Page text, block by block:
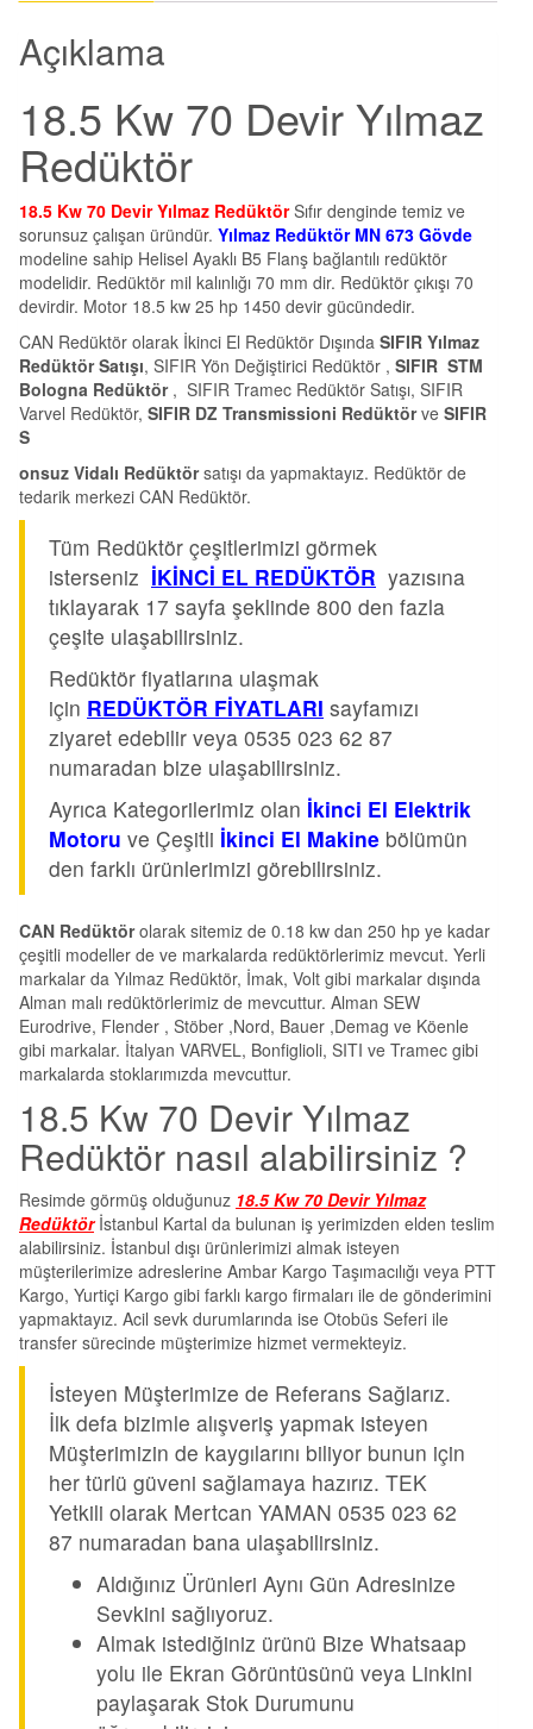
Açıklama
18.5 Kw 70 Devir Yılmaz
Redüktör
18.5 Kw 70 Devir Yılmaz RedüktörSıfır denginde temiz ve
sorunsuz çalışan üründür. Yılmaz Redüktör MN 673 Gövde
modeline sahip Helisel Ayaklı B5 Flanş bağlantılı redüktör
modelidir. Redüktör mil kalınlığı 70 mm dir. Redüktör çıkışı 70
devirdir. Motor 18.5 kw 25 hp 1450 devir gücündedir.
CAN Redüktör olarak İkinci El Redüktör Dışında SIFIR Yılmaz
Redüktör Satışı, SIFIR Yön Değiştirici Redüktör , SIFIR STM
Bologna Redüktör, SIFIR Tramec Redüktör Satışı, SIFIR
Varvel Redüktör, SIFIR DZ Transmissioni Redüktörve SIFIR
S
onsuz Vidalı Redüktörsatışı da yapmaktayız. Redüktör de
tedarik merkezi CAN Redüktör.
Tüm Redüktör çeşitlerimizi görmek
isterseniz İKİNCİ EL REDÜKTÖR yazısına
tıklayarak 17 sayfa şeklinde 800 den fazla
çeşite ulaşabilirsiniz.
Redüktör fiyatlarına ulaşmak
için REDÜKTÖR FİYATLARI sayfamızı
ziyaret edebilir veya 0535 023 62 87
numaradan bize ulaşabilirsiniz.
Ayrıca Kategorilerimiz olan İkinci El Elektrik
Motoru ve Çeşitli İkinci El Makine bölümün
den farklı ürünlerimizi görebilirsiniz.
CAN Redüktörolarak sitemiz de 0.18 kw dan 250 hp ye kadar
çeşitli modeller de ve markalarda redüktörlerimiz mevcut. Yerli
markalar da Yılmaz Redüktör, İmak, Volt gibi markalar dışında
Alman malı redüktörlerimiz de mevcuttur. Alman SEW
Eurodrive, Flender , Stöber ,Nord, Bauer ,Demag ve Köenle
gibi markalar. İtalyan VARVEL, Bonfiglioli, SITI ve Tramec gibi
markalarda stoklarımızda mevcuttur.
18.5 Kw 70 Devir Yılmaz
Redüktör nasıl alabilirsiniz ?
Resimde görmüş olduğunuz 18.5 Kw 70 Devir Yılmaz
Redüktörİstanbul Kartal da bulunan iş yerimizden elden teslim
alabilirsiniz. İstanbul dışı ürünlerimizi almak isteyen
müşterilerimize adreslerine Ambar Kargo Taşımacılığı veya PTT
Kargo, Yurtiçi Kargo gibi farklı kargo firmaları ile de gönderimini
yapmaktayız. Acil sevk durumlarında ise Otobüs Seferi ile
transfer sürecinde müşterimize hizmet vermekteyiz.
İsteyen Müşterimize de Referans Sağlarız.
İlk defa bizimle alışveriş yapmak isteyen
Müşterimizin de kaygılarını biliyor bunun için
her türlü güveni sağlamaya hazırız. TEK
Yetkili olarak Mertcan YAMAN 0535 023 62
87 numaradan bana ulaşabilirsiniz.
Aldığınız Ürünleri Aynı Gün Adresinize
Sevkini sağlıyoruz.
Almak istediğiniz ürünü Bize Whatsaap
yolu ile Ekran Görüntüsünü veya Linkini
paylaşarak Stok Durumunu